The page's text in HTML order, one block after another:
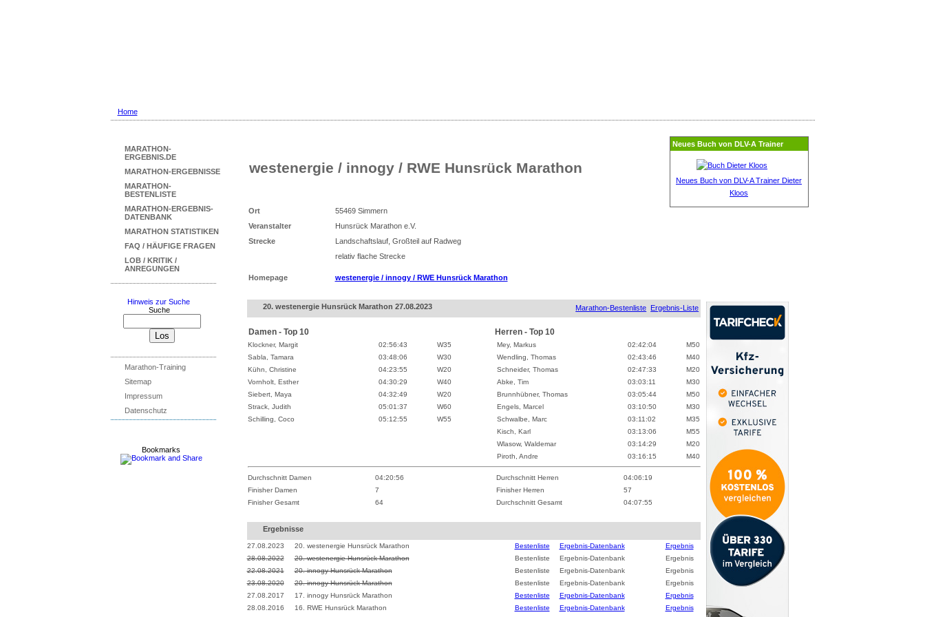
Home
MARATHON-
ERGEBNIS.DE
MARATHON-ERGEBNISSE
MARATHON-
BESTENLISTE
MARATHON-ERGEBNIS-
DATENBANK
MARATHON STATISTIKEN
FAQ / HÄUFIGE FRAGEN
LOB / KRITIK /
ANREGUNGEN
Hinweis zur Suche
Suche
Marathon-Training
Sitemap
Impressum
Datenschutz
Bookmarks
Neues Buch von DLV-A Trainer
Neues Buch von DLV-A Trainer Dieter
Kloos
westenergie / innogy / RWE Hunsrück Marathon
Ort
55469 Simmern
Veranstalter
Hunsrück Marathon e.V.
Strecke
Landschaftslauf, Großteil auf Radweg
relativ flache Strecke
Homepage westenergie / innogy / RWE Hunsrück Marathon
20. westenergie Hunsrück Marathon 27.08.2023 Marathon-Bestenliste Ergebnis-Liste
Damen - Top 10 Herren - Top 10
Klockner, Margit 02:56:43 W35 Mey, Markus 02:42:04 M50
Sabla, Tamara
03:48:06 W30 Wendling, Thomas 02:43:46 M40
Kühn, Christine
04:23:55 W20 Schneider, Thomas 02:47:33 M20
Vornholt, Esther
04:30:29 W40 Abke, Tim 03:03:11 M30
Siebert, Maya
04:32:49 W20 Brunnhübner, Thomas 03:05:44 M50
Strack, Judith
05:01:37 W60 Engels, Marcel 03:10:50 M30
Schilling, Coco
05:12:55 W55 Schwalbe, Marc 03:11:02 M35
Kisch, Karl
03:13:06 M55
Wlasow, Waldemar
03:14:29 M20
Piroth, Andre
03:16:15 M40
Durchschnitt Damen 04:20:56 Durchschnitt Herren
04:06:19
Finisher Damen
7 Finisher Herren
57
Finisher Gesamt
64 Durchschnitt Gesamt 04:07:55
Ergebnisse
27.08.2023 20. westenergie Hunsrück Marathon Bestenliste Ergebnis-Datenbank
Ergebnis
28.08.2022
20. westenergie Hunsrück Marathon Bestenliste Ergebnis-Datenbank
Ergebnis
22.08.2021
20. innogy Hunsrück Marathon Bestenliste Ergebnis-Datenbank
Ergebnis
23.08.2020
20. innogy Hunsrück Marathon Bestenliste Ergebnis-Datenbank
Ergebnis
27.08.2017
17. innogy Hunsrück Marathon Bestenliste Ergebnis-Datenbank
Ergebnis
28.08.2016
16. RWE Hunsrück Marathon Bestenliste Ergebnis-Datenbank
Ergebnis